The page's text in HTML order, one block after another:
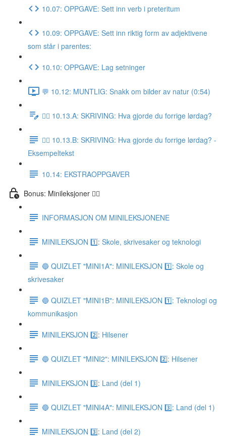
10.07: OPPGAVE: Sett inn verb i preteritum
10.09: OPPGAVE: Sett inn riktig form av adjektivene
som står i parentes:
10.10: OPPGAVE: Lag setninger
💬 10.12: MUNTLIG: Snakk om bilder av natur (0:54)
✍🏼 10.13.A: SKRIVING: Hva gjorde du forrige lørdag?
✍🏼 10.13.B: SKRIVING: Hva gjorde du forrige lørdag? -
Eksempeltekst
10.14: EKSTRAOPPGAVER
Bonus: Minileksjoner 👌🏻
INFORMASJON OM MINILEKSJONENE
MINILEKSJON 1️⃣: Skole, skrivesaker og teknologi
🔵 QUIZLET "MINI1A": MINILEKSJON 1️⃣: Skole og
skrivesaker
🔵 QUIZLET "MINI1B": MINILEKSJON 1️⃣: Teknologi og
kommunikasjon
MINILEKSJON 2️⃣: Hilsener
🔵 QUIZLET "MINI2": MINILEKSJON 2️⃣: Hilsener
MINILEKSJON 3️⃣: Land (del 1)
🔵 QUIZLET "MINI4A": MINILEKSJON 3️⃣: Land (del 1)
MINILEKSJON 3️⃣: Land (del 2)